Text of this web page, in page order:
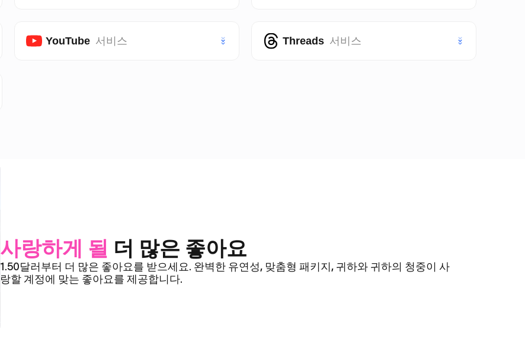
트위터 (X) 좋아요 인스타그램 좋아요
YouTube 서비스 Threads 서비스
사랑하게 될 더 많은 좋아요
1.50달러부터 더 많은 좋아요를 받으세요. 완벽한 유연성, 맞춤형 패키지, 귀하와 귀하의 청중이 사
랑할 계정에 맞는 좋아요를 제공합니다.